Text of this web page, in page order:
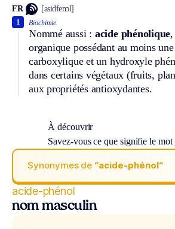
FR [asidfenɔl]
Biochimie.
Nommé aussi : acide phénolique
organique possédant au moins
carboxylique et un hydroxyle
dans certains végétaux (fruits,
aux propriétés antioxydantes.
1
À découvrir
Savez-vous ce que signifie le mot
Synonymes de “acide-phénol“
acide-phénol
nom masculin